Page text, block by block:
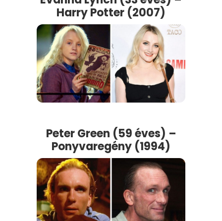
Harry Potter (2007)
Peter Green (59 éves) –
Ponyvaregény (1994)